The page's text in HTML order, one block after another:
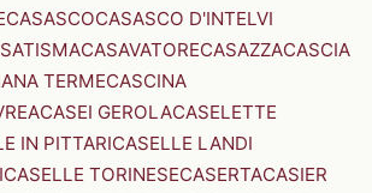
CASASCOCASASCO D'INTELVI
CASAVATORECASAZZACASCIA
TERMECASCINA
CASEI GEROLACASELETTE
IN PITTARICASELLE LANDI
CASELLE TORINESECASERTACASIER